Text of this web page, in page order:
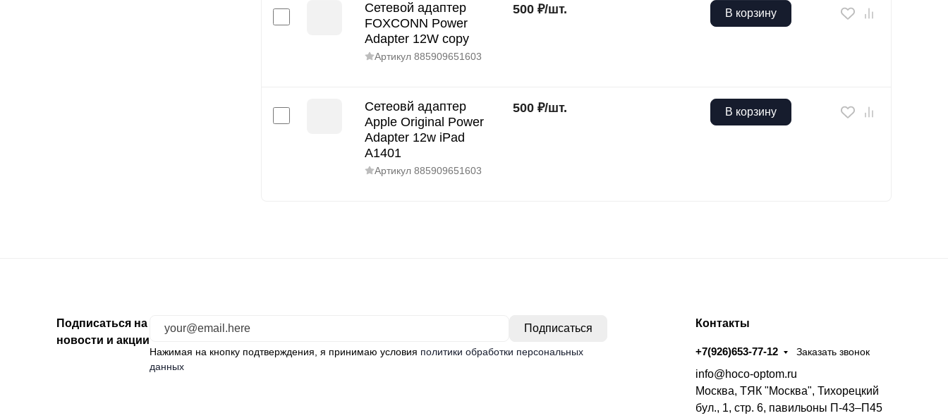
Сетевой адаптер
FOXCONN Power
Adapter 12W copy
Артикул 885909651603
500 ₽/шт. В корзину
Сетеовй адаптер
Apple Original Power
Adapter 12w iPad
A1401
Артикул 885909651603
500 ₽/шт. В корзину
Подписаться на
новости и акции
Нажимая на кнопку подтверждения, я принимаю условия политики обработки персональных
данных
Контакты
+7(926)653-77-12 Заказать звонок
info@hoco-optom.ru
Москва, ТЯК "Москва", Тихорецкий
бул., 1, стр. 6, павильоны П-43–П45